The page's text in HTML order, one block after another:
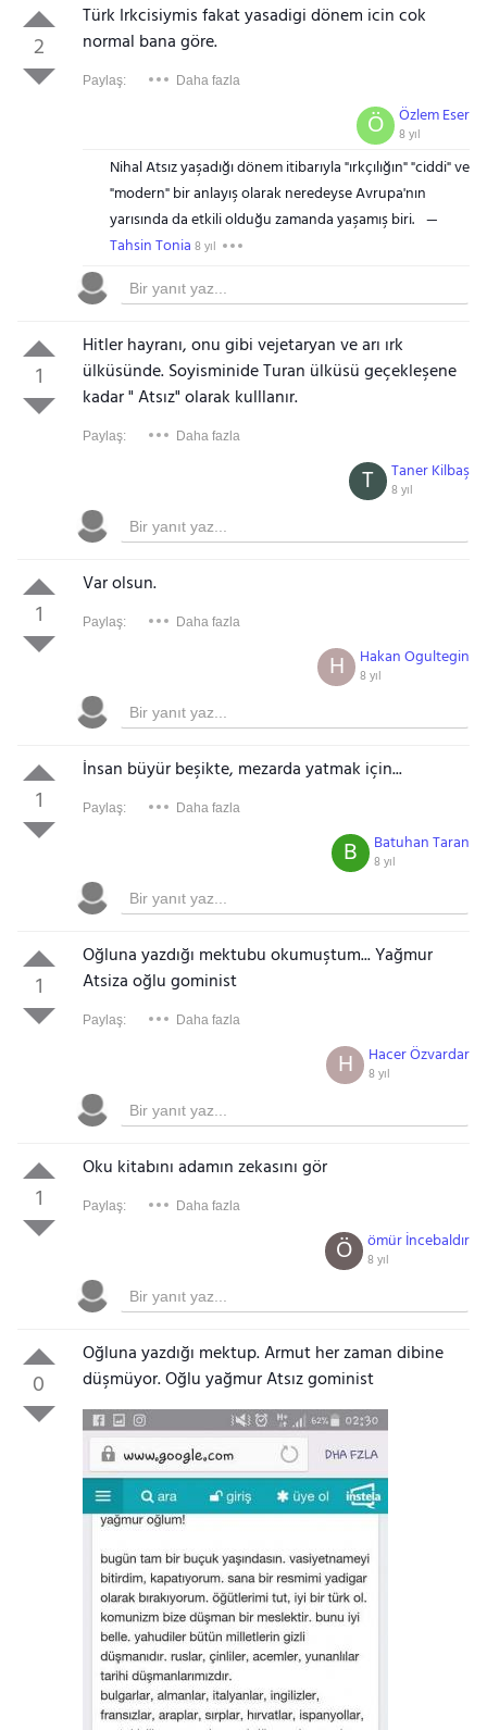
2
Türk Irkcisiymis fakat yasadigi dönem icin cok
normal bana göre.
Paylaş: Daha fazla
Özlem Eser
8 yıl
Ö
Nihal Atsız yaşadığı dönem itibarıyla "ırkçılığın" "ciddi" ve
"modern" bir anlayış olarak neredeyse Avrupa'nın
yarısında da etkili olduğu zamanda yaşamış biri.
Tahsin Tonia 8 yıl
1
Hitler hayranı, onu gibi vejetaryan ve arı ırk
ülküsünde. Soyisminide Turan ülküsü geçekleşene
kadar " Atsız" olarak kulllanır.
Paylaş: Daha fazla
Taner Kilbaş
8 yıl
T
1
Var olsun.
Paylaş: Daha fazla
Hakan Ogultegin
8 yıl
H
1
İnsan büyür beşikte, mezarda yatmak için...
Paylaş: Daha fazla
Batuhan Taran
8 yıl
B
1
Oğluna yazdığı mektubu okumuştum... Yağmur
Atsiza oğlu gominist
Paylaş: Daha fazla
Hacer Özvardar
8 yıl
H
1
Oku kitabını adamın zekasını gör
Paylaş: Daha fazla
ömür İncebaldır
8 yıl
Ö
0
Oğluna yazdığı mektup. Armut her zaman dibine
düşmüyor. Oğlu yağmur Atsız gominist